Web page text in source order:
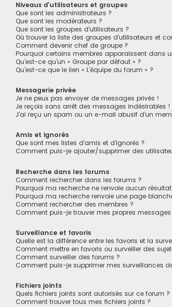
Niveaux d’utilisateurs et groupes
Que sont les administrateurs ?
Que sont les modérateurs ?
Que sont les groupes d’utilisateurs ?
Où trouver la liste des groupes d’utilisateurs et
Comment devenir chef de groupe ?
Pourquoi certains membres apparaissent dans
Qu’est-ce qu’un « Groupe par défaut » ?
Qu’est-ce que le lien « L’équipe du forum » ?
Messagerie privée
Je ne peux pas envoyer de messages privés !
Je reçois sans arrêt des messages indésirables !
J’ai reçu un spam ou un e-mail abusif d’un
Amis et ignorés
Que sont mes listes d’amis et d’ignorés ?
Comment puis-je ajouter/supprimer des
Recherche dans les forums
Comment rechercher dans les forums ?
Pourquoi ma recherche ne renvoie aucun
Pourquoi ma recherche renvoie une page
Comment rechercher des membres ?
Comment puis-je trouver mes propres messages
Surveillance et favoris
Quelle est la différence entre les favoris et la
Comment mettre en favoris ou surveiller des
Comment surveiller des forums ?
Comment puis-je supprimer mes surveillances
Fichiers joints
Quels fichiers joints sont autorisés sur ce forum ?
Comment trouver tous mes fichiers joints ?